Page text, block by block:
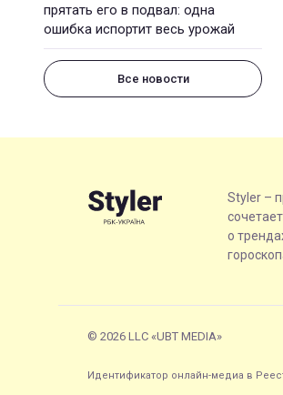
прятать его в подвал: одна
ошибка испортит весь урожай
Все новости
Styler –
о
© 2026 LLC «UBT MEDIA»
Идентификатор онлайн-медиа в